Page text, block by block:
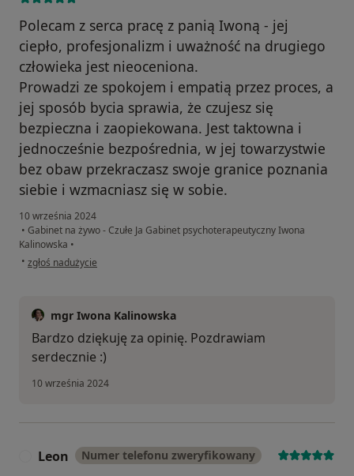
Polecam z serca pracę z panią Iwoną - jej
ciepło, profesjonalizm i uważność na drugiego
człowieka jest nieoceniona.
Prowadzi ze spokojem i empatią przez proces, a
jej sposób bycia sprawia, że czujesz się
bezpieczna i zaopiekowana. Jest taktowna i
jednocześnie bezpośrednia, w jej towarzystwie
bez obaw przekraczasz swoje granice poznania
siebie i wzmacniasz się w sobie.
10 września 2024
• Gabinet na żywo - Czułe Ja Gabinet psychoterapeutyczny Iwona
Kalinowska •
• w opinii użytkownika Magdalena
zgłoś nadużycie
mgr Iwona Kalinowska
Bardzo dziękuję za opinię. Pozdrawiam
serdecznie :)
10 września 2024
Leon Numer telefonu zweryfikowany